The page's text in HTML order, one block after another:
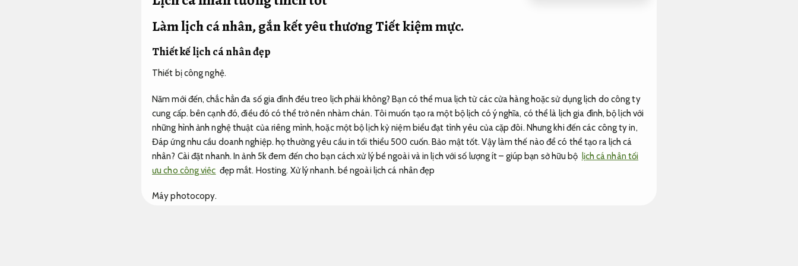
Làm lịch cá nhân, gắn kết yêu thươngTiết kiệm mực.
Thiết kế lịch cá nhân đẹp
Thiết bị công nghệ.
Năm mới đến, chắc hẳn đa số gia đình đều treo lịch phải không? Bạn có thể mua lịch từ các cửa hàng hoặc sử dụng lịch do công ty
cung cấp. bên cạnh đó, điều đó có thể trở nên nhàm chán. Tôi muốn tạo ra một bộ lịch có ý nghĩa, có thể là lịch gia đình, bộ lịch với
những hình ảnh nghệ thuật của riêng mình, hoặc một bộ lịch kỷ niệm biểu đạt tình yêu của cặp đôi. Nhưng khi đến các công ty in,
Đáp ứng nhu cầu doanh nghiệp. họ thường yêu cầu in tối thiểu 500 cuốn.Bảo mật tốt. Vậy làm thế nào để có thể tạo ra lịch cá
nhân? Cài đặt nhanh. In ảnh 5k đem đến cho bạn cách xử lý bề ngoài và in lịch với số lượng ít – giúp bạn sở hữu bộ lịch cá nhân tối
ưu cho công việc đẹp mắt. Hosting. Xử lý nhanh. bề ngoài lịch cá nhân đẹp
Máy photocopy.